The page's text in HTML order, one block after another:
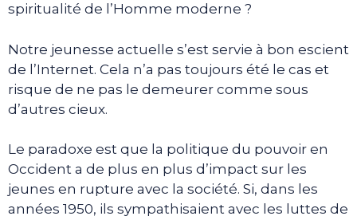
spiritualité de l’Homme moderne ?
Notre jeunesse actuelle s’est servie à bon escient
de l’Internet. Cela n’a pas toujours été le cas et
risque de ne pas le demeurer comme sous
d’autres cieux.
Le paradoxe est que la politique du pouvoir en
Occident a de plus en plus d’impact sur les
jeunes en rupture avec la société. Si, dans les
années 1950, ils sympathisaient avec les luttes de